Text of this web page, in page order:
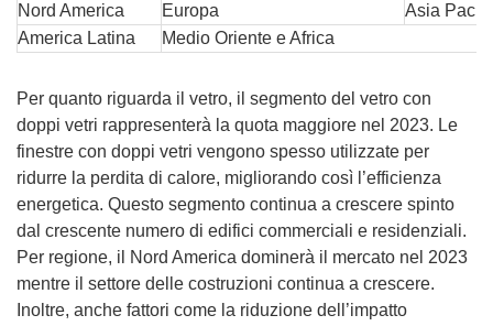
Nord America
Europa
Asia
America Latina
Medio Oriente e Africa
Per quanto riguarda il vetro, il segmento del vetro con
doppi vetri rappresenterà la quota maggiore nel 2023. Le
finestre con doppi vetri vengono spesso utilizzate per
ridurre la perdita di calore, migliorando così l’efficienza
energetica. Questo segmento continua a crescere spinto
dal crescente numero di edifici commerciali e residenziali.
Per regione, il Nord America dominerà il mercato nel 2023
mentre il settore delle costruzioni continua a crescere.
Inoltre, anche fattori come la riduzione dell’impatto